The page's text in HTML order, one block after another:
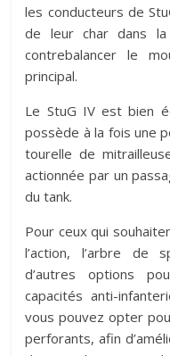
les conducteurs de
de leur char dans la
contrebalancer le
principal.
Le StuG IV est bien
possède à la fois une
tourelle de
actionnée par un
du tank.
Pour ceux qui
l’action, l’arbre de
d’autres options
capacités anti-
vous pouvez opter
perforants, afin